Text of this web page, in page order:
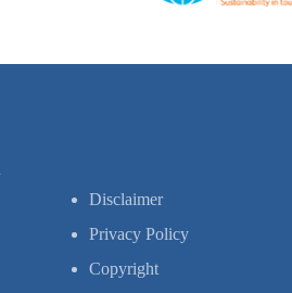
Disclaimer
Privacy Policy
Copyright